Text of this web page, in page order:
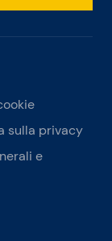
sulla privacy
e